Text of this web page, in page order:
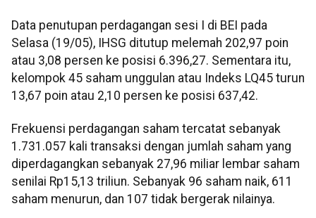
Data penutupan perdagangan sesi I di BEI pada
Selasa (19/05), IHSG ditutup melemah 202,97 poin
atau 3,08 persen ke posisi 6.396,27. Sementara itu,
kelompok 45 saham unggulan atau Indeks LQ45 turun
13,67 poin atau 2,10 persen ke posisi 637,42.
Frekuensi perdagangan saham tercatat sebanyak
1.731.057 kali transaksi dengan jumlah saham yang
diperdagangkan sebanyak 27,96 miliar lembar saham
senilai Rp15,13 triliun. Sebanyak 96 saham naik, 611
saham menurun, dan 107 tidak bergerak nilainya.